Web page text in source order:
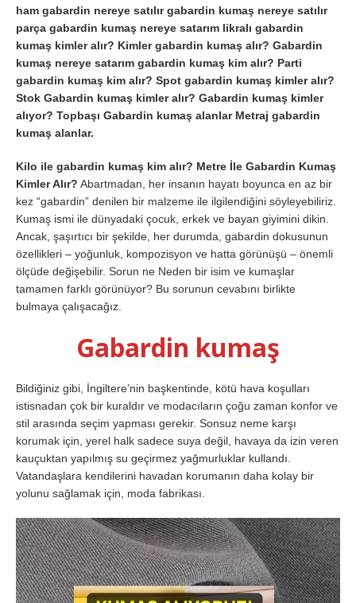
ham gabardin nereye satılır gabardin kumaş nereye satılır
parça gabardin kumaş nereye satarım likralı gabardin
kumaş kimler alır? Kimler gabardin kumaş alır? Gabardin
kumaş nereye satarım gabardin kumaş kim alır? Parti
gabardin kumaş kim alır? Spot gabardin kumaş kimler alır?
Stok Gabardin kumaş kimler alır? Gabardin kumaş kimler
alıyor? Topbaşı Gabardin kumaş alanlar Metraj gabardin
kumaş alanlar.
Kilo ile gabardin kumaş kim alır? Metre İle Gabardin Kumaş
Kimler Alır? Abartmadan, her insanın hayatı boyunca en az bir
kez “gabardin” denilen bir malzeme ile ilgilendiğini söyleyebiliriz.
Kumaş ismi ile dünyadaki çocuk, erkek ve bayan giyimini dikin.
Ancak, şaşırtıcı bir şekilde, her durumda, gabardin dokusunun
özellikleri – yoğunluk, kompozisyon ve hatta görünüşü – önemli
ölçüde değişebilir. Sorun ne Neden bir isim ve kumaşlar
tamamen farklı görünüyor? Bu sorunun cevabını birlikte
bulmaya çalışacağız.
Gabardin kumaş
Bildiğiniz gibi, İngiltere’nin başkentinde, kötü hava koşulları
istisnadan çok bir kuraldır ve modacıların çoğu zaman konfor ve
stil arasında seçim yapması gerekir. Sonsuz neme karşı
korumak için, yerel halk sadece suya değil, havaya da izin veren
kauçuktan yapılmış su geçirmez yağmurluklar kullandı.
Vatandaşlara kendilerini havadan korumanın daha kolay bir
yolunu sağlamak için, moda fabrikası.